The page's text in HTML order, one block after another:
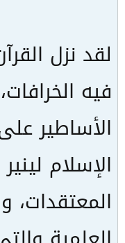
لقد نزل
فيه
الأساطير
الإسلام
المعتقدات،